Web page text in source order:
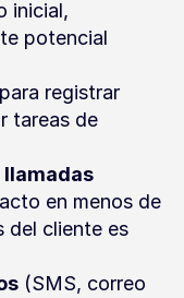
inicial,
potencial
para registrar
tareas de
en menos de
del cliente es
(SMS, correo